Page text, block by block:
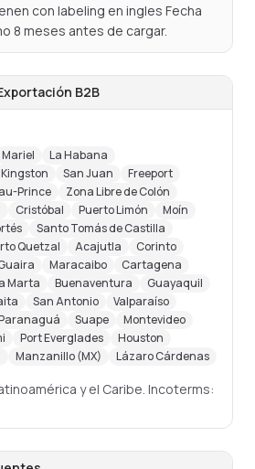
con labeling en ingles Fecha
8 meses antes de cargar.
B2B
Mariel
La Habana
Kingston San Juan
Freeport
Prince
Zona Libre de Colón
Cristóbal Puerto Limón
Moín
Santo Tomás de Castilla
Quetzal Acajutla
Corinto
Maracaibo
Cartagena
Marta Buenaventura
Guayaquil
San Antonio
Valparaíso
Suape
Montevideo
Port Everglades
Houston
Manzanillo (MX) Lázaro Cárdenas
y el Caribe. Incoterms: